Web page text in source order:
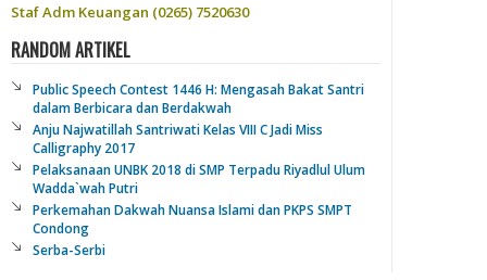
Staf Adm Keuangan (0265) 7520630
RANDOM ARTIKEL
Public Speech Contest 1446 H: Mengasah Bakat Santri
dalam Berbicara dan Berdakwah
Anju Najwatillah Santriwati Kelas VIII C Jadi Miss
Calligraphy 2017
Pelaksanaan UNBK 2018 di SMP Terpadu Riyadlul Ulum
Wadda`wah Putri
Perkemahan Dakwah Nuansa Islami dan PKPS SMPT
Condong
Serba-Serbi